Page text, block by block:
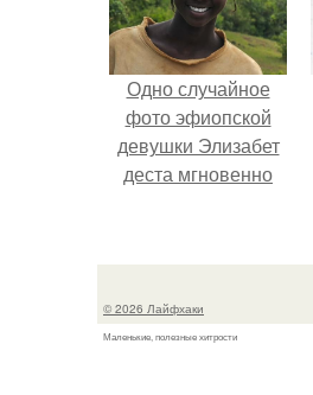
Одно случайное
фото эфиопской
девушки Элизабет
деста мгновенно
сделало её новой
© 2026 Лайфхаки
Маленькие, полезные хитрости